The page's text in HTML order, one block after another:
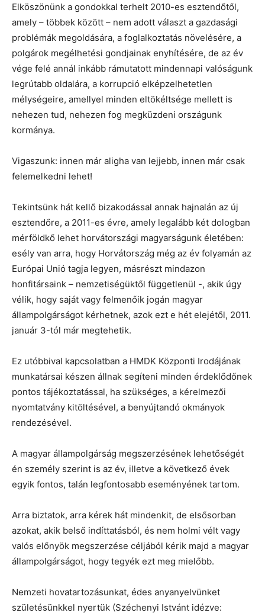
Elköszönünk a gondokkal terhelt 2010-es esztendőtől,
amely – többek között – nem adott választ a gazdasági
problémák megoldására, a foglalkoztatás növelésére, a
polgárok megélhetési gondjainak enyhítésére, de az év
vége felé annál inkább rámutatott mindennapi valóságunk
legrútabb oldalára, a korrupció elképzelhetetlen
mélységeire, amellyel minden eltökéltsége mellett is
nehezen tud, nehezen fog megküzdeni országunk
kormánya.
Vigaszunk: innen már aligha van lejjebb, innen már csak
felemelkedni lehet!
Tekintsünk hát kellő bizakodással annak hajnalán az új
esztendőre, a 2011-es évre, amely legalább két dologban
mérföldkő lehet horvátországi magyarságunk életében:
esély van arra, hogy Horvátország még az év folyamán az
Európai Unió tagja legyen, másrészt mindazon
honfitársaink – nemzetiségüktől függetlenül -, akik úgy
vélik, hogy saját vagy felmenőik jogán magyar
állampolgárságot kérhetnek, azok ezt e hét elejétől, 2011.
január 3-tól már megtehetik.
Ez utóbbival kapcsolatban a HMDK Központi Irodájának
munkatársai készen állnak segíteni minden érdeklődőnek
pontos tájékoztatással, ha szükséges, a kérelmezői
nyomtatvány kitöltésével, a benyújtandó okmányok
rendezésével.
A magyar állampolgárság megszerzésének lehetőségét
én személy szerint is az év, illetve a következő évek
egyik fontos, talán legfontosabb eseményének tartom.
Arra biztatok, arra kérek hát mindenkit, de elsősorban
azokat, akik belső indíttatásból, és nem holmi vélt vagy
valós előnyök megszerzése céljából kérik majd a magyar
állampolgárságot, hogy tegyék ezt meg mielőbb.
Nemzeti hovatartozásunkat, édes anyanyelvünket
születésünkkel nyertük (Széchenyi Istvánt idézve: